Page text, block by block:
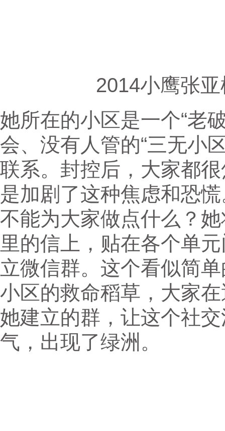
2014小鹰张
她所在的小区是一个“老
会、没有人管的“三无小
联系。封控后，大家都
是加剧了这种焦虑和恐
不能为大家做点什么？
里的信上，贴在各个单
立微信群。这个看似简
小区的救命稻草，大家
她建立的群，让这个社
气，出现了绿洲。